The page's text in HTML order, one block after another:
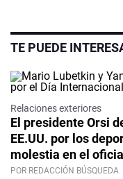
TE PUEDE
Relaciones exteriores
El presidente Orsi
EE.UU. por los
molestia en el
POR REDACCIÓN BÚSQUEDA